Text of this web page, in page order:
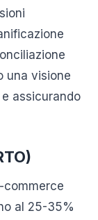
una visione
assicurando
commerce
al 25-35%